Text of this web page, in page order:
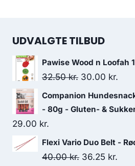
UDVALGTE TILBUD
Pawise Wood n Loofah 1
32.50kr. Den
oprindelige
pris
32.50 kr..
30.00 kr.
pris
Companion
- 80g - Gluten- &
29.00 kr.
Flexi Vario Duo Belt -
40.00kr. Den
36.25 kr.